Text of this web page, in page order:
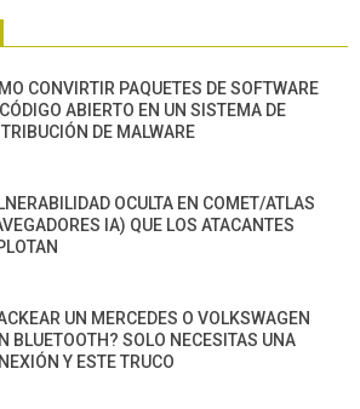
CONVIRTIR PAQUETES DE SOFTWARE
ABIERTO EN UN SISTEMA DE
DE MALWARE
OCULTA EN COMET/ATLAS
IA) QUE LOS ATACANTES
UN MERCEDES O VOLKSWAGEN
BLUETOOTH? SOLO NECESITAS UNA
Y ESTE TRUCO